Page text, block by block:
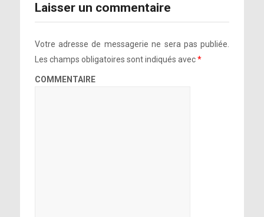
Laisser un commentaire
Votre adresse de messagerie ne sera pas publiée.
Les champs obligatoires sont indiqués avec*
COMMENTAIRE